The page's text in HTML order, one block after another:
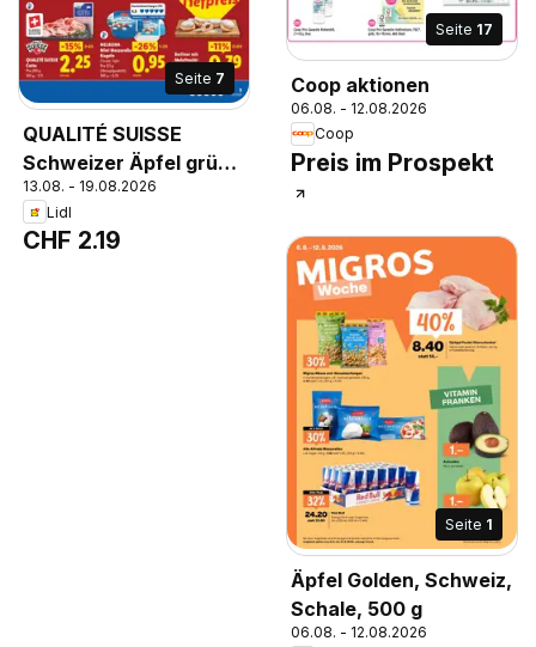
Seite 7
QUALITÉ SUISSE
Schweizer Äpfel grün,
Herkunft: Schweiz, Pro
kg
13.08. - 19.08.2026
Lidl
CHF 2.19
Seite 17
Coop aktionen
06.08. - 12.08.2026
Coop
Preis im Prospekt
Seite 1
Äpfel Golden, Schweiz,
Schale, 500 g
06.08. - 12.08.2026